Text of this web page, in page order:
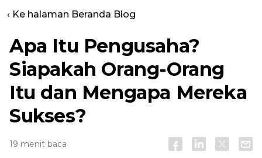
‹ Ke halaman Beranda Blog
Apa Itu Pengusaha?
Siapakah Orang-Orang
Itu dan Mengapa Mereka
Sukses?
19 menit baca